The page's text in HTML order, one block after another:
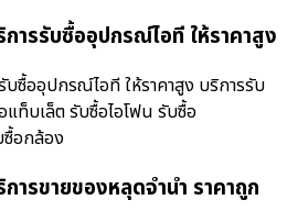
ารรับซื้ออุปกรณ์ไอที ให้ราคาสูง
ซื้ออุปกรณ์ไอที ให้ราคาสูง บริการรับ
ท็บเล็ต รับซื้อไอโฟน รับซื้อ
ซื้อกล้อง
ารขายของหลุดจำนำ ราคาถูก